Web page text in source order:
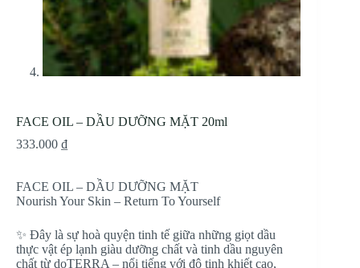
FACE OIL – DẦU DƯỠNG MẶT 20ml
333.000 ₫
FACE OIL – DẦU DƯỠNG MẶT
Nourish Your Skin – Return To Yourself
✨ Đây là sự hoà quyện tinh tế giữa những giọt dầu
thực vật ép lạnh giàu dưỡng chất và tinh dầu nguyên
chất từ doTERRA – nổi tiếng với độ tinh khiết cao,